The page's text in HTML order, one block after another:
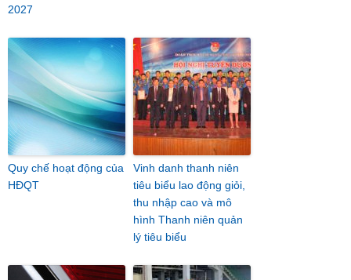
2027
Quy chế hoạt động của
HĐQT
Vinh danh thanh niên
tiêu biểu lao động giỏi,
thu nhập cao và mô
hình Thanh niên quản
lý tiêu biểu